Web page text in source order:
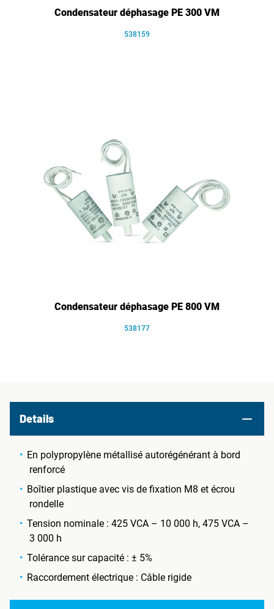
Condensateur déphasage PE 300 VM
538159
Condensateur déphasage PE 800 VM
538177
Details
En polypropylène métallisé autorégénérant à bord
renforcé
Boîtier plastique avec vis de fixation M8 et écrou
rondelle
Tension nominale : 425 VCA – 10 000 h, 475 VCA –
3 000 h
Tolérance sur capacité : ± 5%
Raccordement électrique : Câble rigide